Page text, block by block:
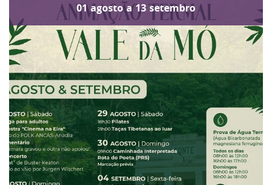
01 agosto a 13 setembro